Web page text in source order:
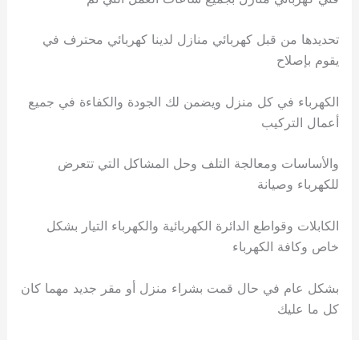
تحديدها من قبل كهربائي منازل لدينا كهربائي محترف في
يقوم بإصلاح
الكهرباء في كل منزل ويضمن لك الجودة والكفاءة في جميع
أعمال التركيب
والأساسات ومعالجة التلف وحل المشاكل التي تتعرض
للكهرباء وصيانة
الكابلات وقواطع الدائرة الكهربائية والكهرباء التيار بشكل
خاص وكافة الكهرباء
بشكل عام في حال قمت بشراء منزل أو مقر جديد مهما كان
كل ما عليك